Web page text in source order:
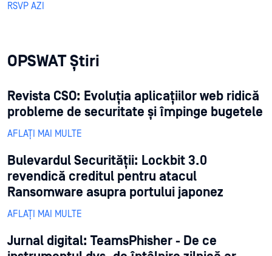
RSVP AZI
OPSWAT Știri
Revista CSO: Evoluția aplicațiilor web ridică
probleme de securitate și împinge bugetele
AFLAȚI MAI MULTE
Bulevardul Securității: Lockbit 3.0
revendică creditul pentru atacul
Ransomware asupra portului japonez
AFLAȚI MAI MULTE
Jurnal digital: TeamsPhisher - De ce